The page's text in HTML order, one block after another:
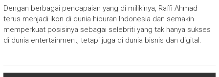
Dengan berbagai pencapaian yang di milikinya, Raffi Ahmad
terus menjadi ikon di dunia hiburan Indonesia dan semakin
memperkuat posisinya sebagai selebriti yang tak hanya sukses
di dunia entertainment, tetapi juga di dunia bisnis dan digital.